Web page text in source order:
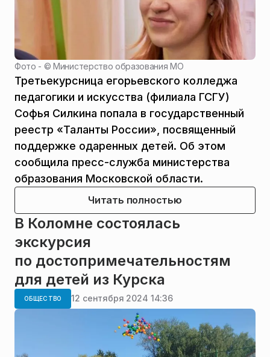
Фото - ©Министерство образования МО
Третьекурсница егорьевского колледжа
педагогики и искусства (филиала ГСГУ)
Софья Силкина попала в государственный
реестр «Таланты России», посвященный
поддержке одаренных детей. Об этом
сообщила пресс-служба министерства
образования Московской области.
Читать полностью
В Коломне состоялась
экскурсия
по достопримечательностям
для детей из Курска
ОБЩЕСТВО 12 сентября 2024 14:36